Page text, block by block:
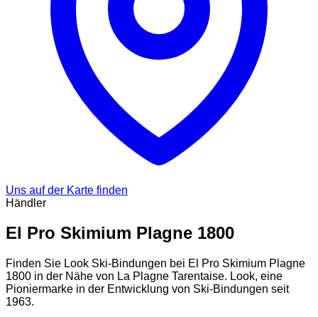
Uns auf der Karte finden
Händler
El Pro Skimium Plagne 1800
Finden Sie Look Ski-Bindungen bei El Pro Skimium Plagne
1800 in der Nähe von La Plagne Tarentaise. Look, eine
Pioniermarke in der Entwicklung von Ski-Bindungen seit
1963.